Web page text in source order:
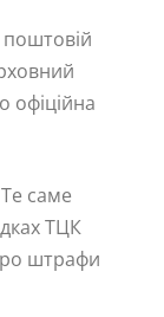
офіційна
саме
ТЦК
штрафи